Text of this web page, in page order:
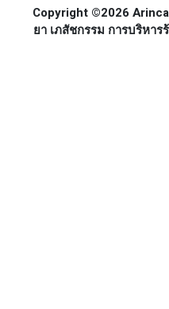
Copyright ©2026
ยา เภสัชกรรม การบริหา